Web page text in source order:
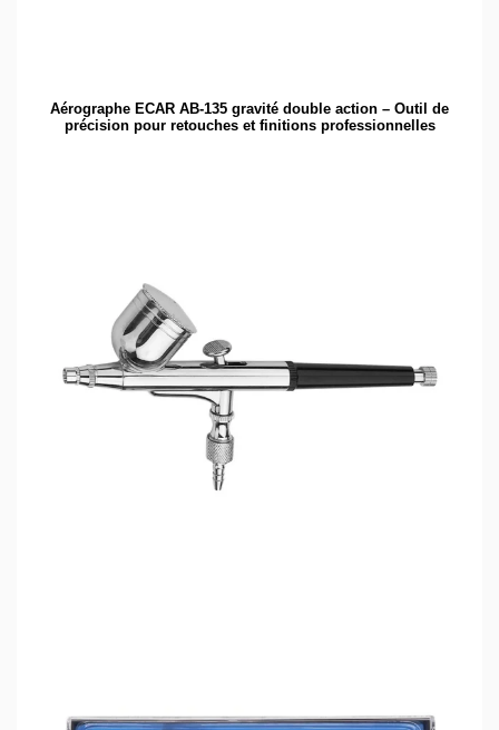
Aérographe ECAR AB-135 gravité double action – Outil de
précision pour retouches et finitions professionnelles